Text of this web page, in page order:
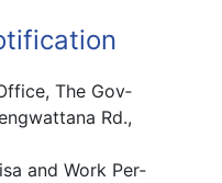
The Gov­
Rd.,
and Work Per­